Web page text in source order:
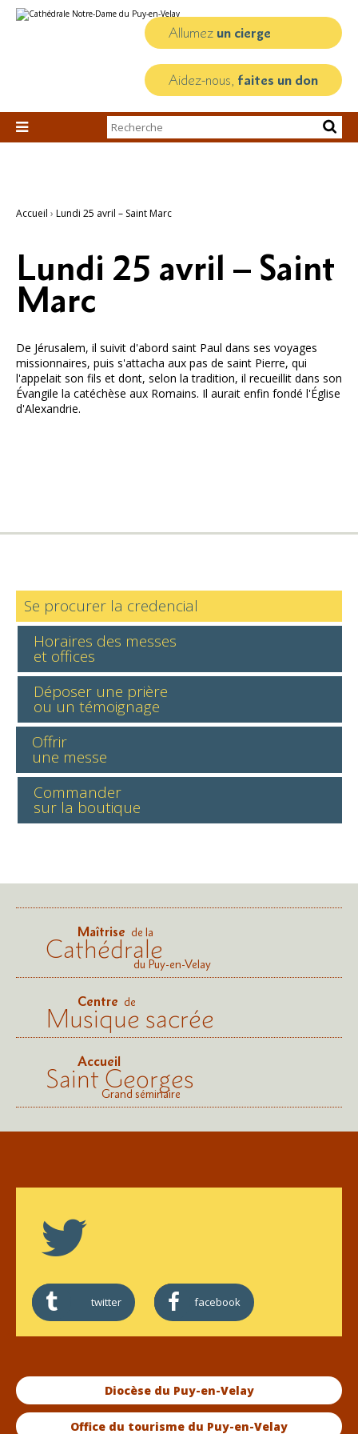
au
personnels
Allumez un cierge
Aidez-nous, faites un don

Chercher par
Recherche
Accueil › Lundi 25 avril – Saint Marc
Lundi 25 avril – Saint
Marc
De Jérusalem, il suivit d'abord saint Paul dans ses voyages
missionnaires, puis s'attacha aux pas de saint Pierre, qui
l'appelait son fils et dont, selon la tradition, il recueillit dans son
Évangile la catéchèse aux Romains. Il aurait enfin fondé l'Église
d'Alexandrie.
Se procurer la credencial
Horaires des messes
et offices
Déposer une prière
ou un témoignage
Offrir
une messe
Commander
sur la boutique
Maîtrise de la
Cathédraledu Puy-en-Velay
Centre de
Musique sacrée
Accueil
Saint Georges
Grand séminaire
twitter facebook
Diocèse du Puy-en-Velay
Office du tourisme du Puy-en-Velay